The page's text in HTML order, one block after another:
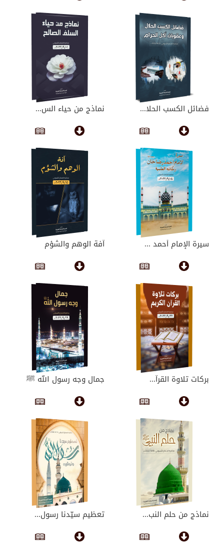
فضائل الكسب الحلا... نماذج من حياء الس...
سيرة الإمام أحمد ... آفة الوهم والشؤم
بركات تلاوة القرآ... جمال وجه رسول الله ﷺ
نماذج من حلم النب... تعظيم سيّدنا رسول...